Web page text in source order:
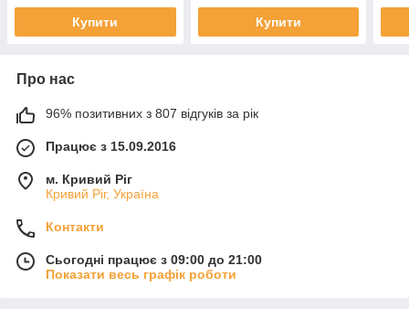
Купити Купити
Про нас
96% позитивних з 807 відгуків за рік
Працює з 15.09.2016
м. Кривий Ріг
Кривий Ріг, Україна
Контакти
Сьогодні працює з 09:00 до 21:00
Показати весь графік роботи